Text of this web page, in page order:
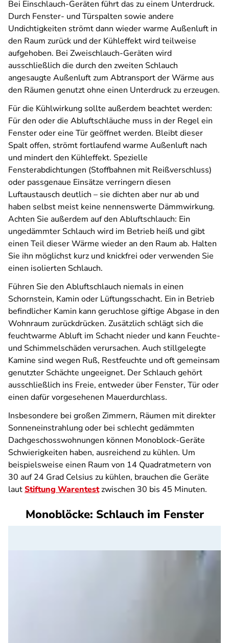
Bei Einschlauch-Geräten führt das zu einem Unterdruck.
Durch Fenster- und Türspalten sowie andere
Undichtigkeiten strömt dann wieder warme Außenluft in
den Raum zurück und der Kühleffekt wird teilweise
aufgehoben. Bei Zweischlauch-Geräten wird
ausschließlich die durch den zweiten Schlauch
angesaugte Außenluft zum Abtransport der Wärme aus
den Räumen genutzt ohne einen Unterdruck zu erzeugen.
Für die Kühlwirkung sollte außerdem beachtet werden:
Für den oder die Abluftschläuche muss in der Regel ein
Fenster oder eine Tür geöffnet werden. Bleibt dieser
Spalt offen, strömt fortlaufend warme Außenluft nach
und mindert den Kühleffekt. Spezielle
Fensterabdichtungen (Stoffbahnen mit Reißverschluss)
oder passgenaue Einsätze verringern diesen
Luftaustausch deutlich – sie dichten aber nur ab und
haben selbst meist keine nennenswerte Dämmwirkung.
Achten Sie außerdem auf den Abluftschlauch: Ein
ungedämmter Schlauch wird im Betrieb heiß und gibt
einen Teil dieser Wärme wieder an den Raum ab. Halten
Sie ihn möglichst kurz und knickfrei oder verwenden Sie
einen isolierten Schlauch.
Führen Sie den Abluftschlauch niemals in einen
Schornstein, Kamin oder Lüftungsschacht. Ein in Betrieb
befindlicher Kamin kann geruchlose giftige Abgase in den
Wohnraum zurückdrücken. Zusätzlich schlägt sich die
feuchtwarme Abluft im Schacht nieder und kann Feuchte-
und Schimmelschäden verursachen. Auch stillgelegte
Kamine sind wegen Ruß, Restfeuchte und oft gemeinsam
genutzter Schächte ungeeignet. Der Schlauch gehört
ausschließlich ins Freie, entweder über Fenster, Tür oder
einen dafür vorgesehenen Mauerdurchlass.
Insbesondere bei großen Zimmern, Räumen mit direkter
Sonneneinstrahlung oder bei schlecht gedämmten
Dachgeschosswohnungen können Monoblock-Geräte
Schwierigkeiten haben, ausreichend zu kühlen. Um
beispielsweise einen Raum von 14 Quadratmetern von
30 auf 24 Grad Celsius zu kühlen, brauchen die Geräte
lautStiftung Warentestzwischen 30 bis 45 Minuten.
Monoblöcke: Schlauch im Fenster